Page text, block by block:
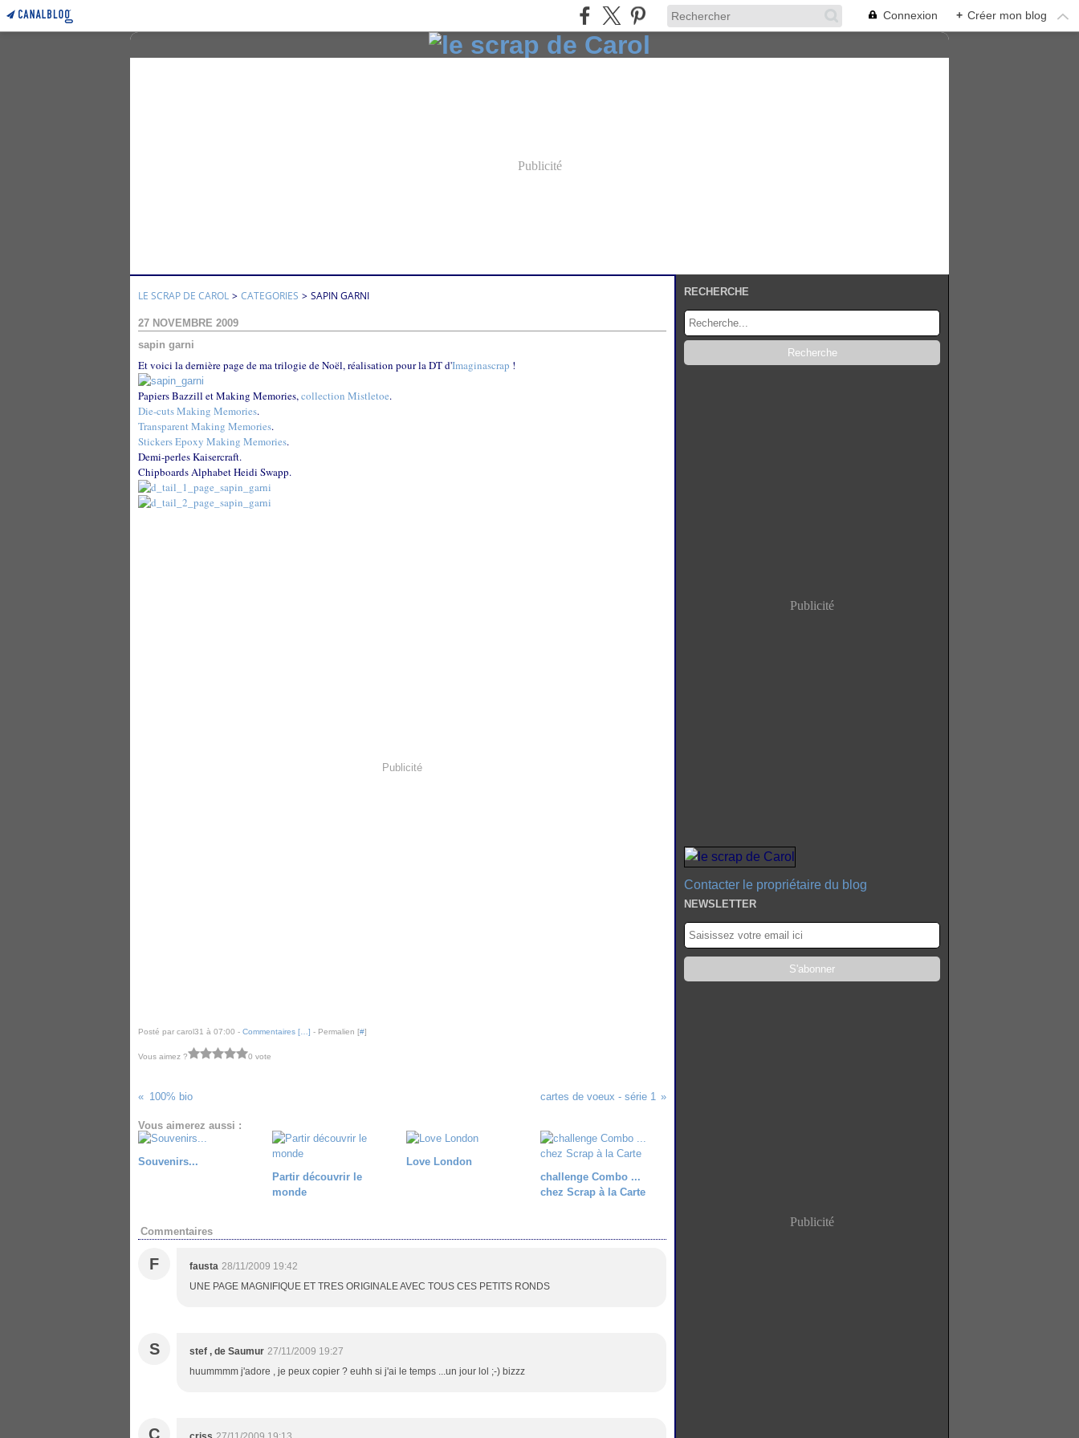
Connexion + Créer mon blog
Publicité
LE SCRAP DE CAROL > CATEGORIES > SAPIN GARNI
27 NOVEMBRE 2009
sapin garni
Et voici la dernière page de ma trilogie de Noël, réalisation pour la DT d'Imaginascrap !
Papiers Bazzill et Making Memories,collection Mistletoe.
Die-cuts Making Memories.
Transparent Making Memories.
Stickers Epoxy Making Memories.
Demi-perles Kaisercraft.
Chipboards Alphabet Heidi Swapp.
Publicité
Posté par carol31 à 07:00 - Commentaires [ ] - Permalien [#]
Vous aimez ? 0 vote
100% bio cartes de voeux - série 1
Vous aimerez aussi :
Souvenirs...
Partir découvrir le
monde
Love London
challenge Combo ...
chez Scrap à la Carte
Commentaires
F fausta 28/11/2009 19:42
UNE PAGE MAGNIFIQUE ET TRES ORIGINALE AVEC TOUS CES PETITS RONDS
S stef , de Saumur 27/11/2009 19:27
huummmm j'adore , je peux copier ? euhh si j'ai le temps ...un jour lol ;-) bizzz
C
RECHERCHE
Publicité
Contacter le propriétaire du blog
NEWSLETTER
Publicité